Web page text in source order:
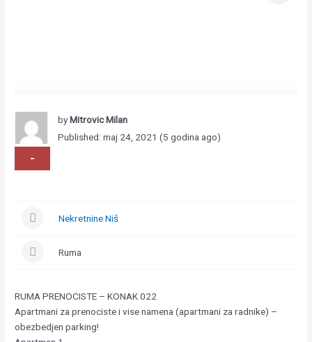
byMitrovic Milan
Published: maj 24, 2021 (5 godina ago)
-
Nekretnine Niš
Ruma
RUMA PRENOCISTE – KONAK 022
Apartmani za prenociste i vise namena (apartmani za radnike) –
obezbedjen parking!